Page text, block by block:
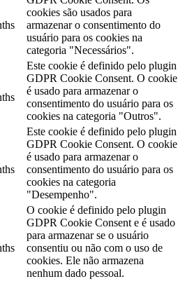
cookies são usados ​​para
armazenar o consentimento do
usuário para os cookies na
categoria "Necessários".
Este cookie é definido pelo plugin
GDPR Cookie Consent. O cookie
é usado para armazenar o
consentimento do usuário para os
cookies na categoria "Outros".
Este cookie é definido pelo plugin
GDPR Cookie Consent. O cookie
é usado para armazenar o
consentimento do usuário para os
cookies na categoria
"Desempenho".
O cookie é definido pelo plugin
GDPR Cookie Consent e é usado
para armazenar se o usuário
consentiu ou não com o uso de
cookies. Ele não armazena
nenhum dado pessoal.